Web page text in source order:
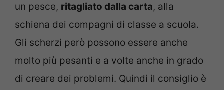
un pesce, ritagliato dalla carta, alla
schiena dei compagni di classe a scuola.
Gli scherzi però possono essere anche
molto più pesanti e a volte anche in grado
di creare dei problemi. Quindi il consiglio è